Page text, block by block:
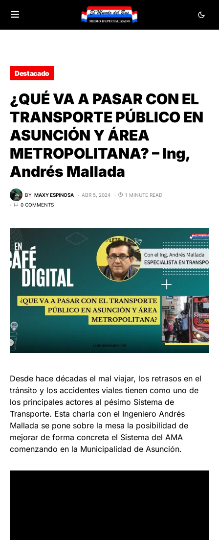
Destacado
¿QUÉ VA A PASAR CON EL
TRANSPORTE PÚBLICO EN
ASUNCIÓN Y ÁREA
METROPOLITANA? – Ing,
Andrés Mallada
BY MAXY ESPINOSA ABR 5, 2024
1 MINUTE READ
0 COMMENTS
Desde hace décadas el mal viajar, los retrasos en el
tránsito y los accidentes viales tienen como uno de
los principales actores al pésimo Sistema de
Transporte. Esta charla con el Ingeniero Andrés
Mallada se pone sobre la mesa la posibilidad de
mejorar de forma concreta el Sistema del AMA
comenzando en la Municipalidad de Asunción.